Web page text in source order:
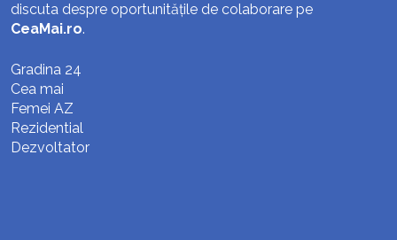
discuta despre oportunitățile de colaborare pe
CeaMai.ro.
Gradina 24
Cea mai
Femei AZ
Rezidential
Dezvoltator